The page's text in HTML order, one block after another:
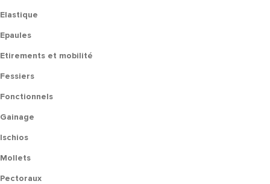
Elastique
Epaules
Etirements et mobilité
Fessiers
Fonctionnels
Gainage
Ischios
Mollets
Pectoraux